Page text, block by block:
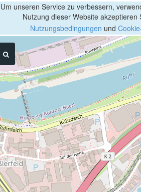
Um unseren Service zu verbessern,
Nutzung dieser Website akzeptieren
Nutzungsbedingungen und